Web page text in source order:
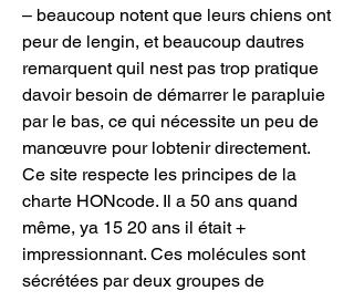
– beaucoup notent que leurs chiens ont
peur de lengin, et beaucoup dautres
remarquent quil nest pas trop pratique
davoir besoin de démarrer le parapluie
par le bas, ce qui nécessite un peu de
manœuvre pour lobtenir directement.
Ce site respecte les principes de la
charte HONcode. Il a 50 ans quand
même, ya 15 20 ans il était +
impressionnant. Ces molécules sont
sécrétées par deux groupes de